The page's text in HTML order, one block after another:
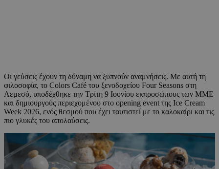
Οι γεύσεις έχουν τη δύναμη να ξυπνούν αναμνήσεις. Με αυτή τη
φιλοσοφία, το Colors Café του ξενοδοχείου Four Seasons στη
Λεμεσό, υποδέχθηκε την Τρίτη 9 Ιουνίου εκπροσώπους των ΜΜΕ
και δημιουργούς περιεχομένου στο opening event της Ice Cream
Week 2026, ενός θεσμού που έχει ταυτιστεί με το καλοκαίρι και τις
πιο γλυκές του απολαύσεις.